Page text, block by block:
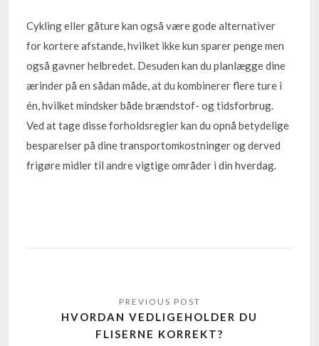
Cykling eller gåture kan også være gode alternativer
for kortere afstande, hvilket ikke kun sparer penge men
også gavner helbredet. Desuden kan du planlægge dine
ærinder på en sådan måde, at du kombinerer flere ture i
én, hvilket mindsker både brændstof- og tidsforbrug.
Ved at tage disse forholdsregler kan du opnå betydelige
besparelser på dine transportomkostninger og derved
frigøre midler til andre vigtige områder i din hverdag.
HVORDAN VEDLIGEHOLDER DU
FLISERNE KORREKT?